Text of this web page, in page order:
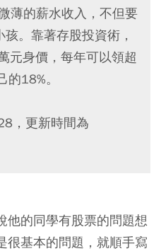
薄的薪水收入，不但要
。靠著存股投資術，
元身價，每年可以領超
18%。
，更新時間為
他的同學有股票的問題想
很基本的問題，就順手寫